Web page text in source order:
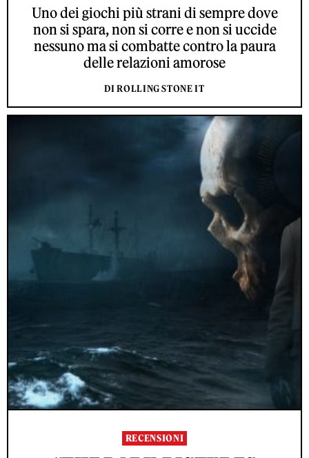
Uno dei giochi più strani di sempre dove
non si spara, non si corre e non si uccide
nessuno ma si combatte contro la paura
delle relazioni amorose
DI ROLLING STONE IT
RECENSIONI